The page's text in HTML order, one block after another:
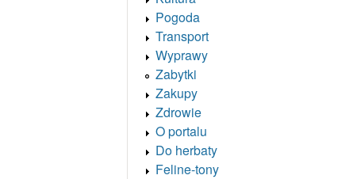
Pogoda
Transport
Wyprawy
Zabytki
Zakupy
Zdrowie
O portalu
Do herbaty
Feline-tony